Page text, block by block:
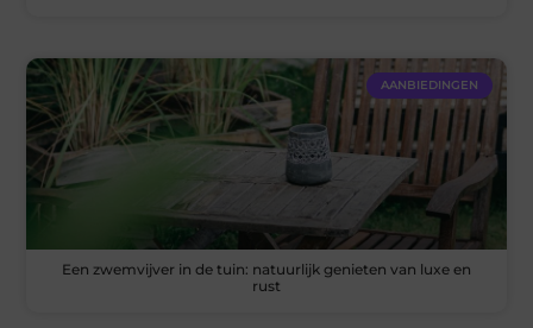
AANBIEDINGEN
Een zwemvijver in de tuin: natuurlijk genieten van luxe en
rust